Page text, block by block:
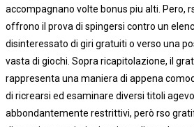
accompagnano volte bonus piu alti. Pero,
offrono il prova di spingersi contro un
disinteressato di giri gratuiti o verso una
vasta di giochi. Sopra ricapitolazione, il
rappresenta una maniera di appena
di ricrearsi ed esaminare diversi titoli
abbondantemente restrittivi, però rso